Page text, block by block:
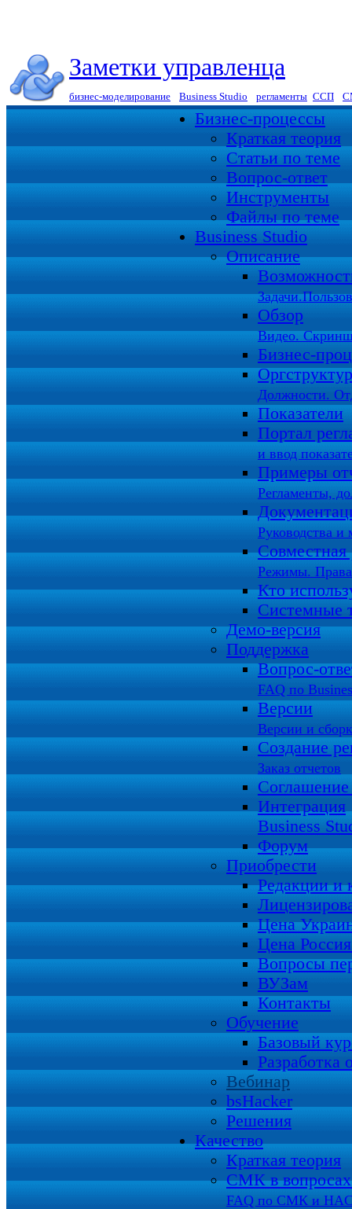
Заметки управленца
бизнес-моделирование Business Studio регламенты ССП
Бизнес-процессы
Краткая теория
Статьи по теме
Вопрос-ответ
Инструменты
Файлы по теме
Business Studio
Описание
Обзор
Видео.
Бизнес-
Должности.
Показатели
Портал
и ввод
Примеры
Регламенты,
Руководства и
Совместная
Режимы. Права
Кто
Системные
Демо-версия
Поддержка
Вопрос-
FAQ по
Версии
Версии и
Создание
Заказ отчетов
Интеграция
Business
Форум
Приобрести
Редакции и
Цена
Цена
Вопросы
ВУЗам
Контакты
Обучение
Базовый
Разработка
Вебинар
bsHacker
Решения
Качество
Краткая теория
СМК в вопросах
FAQ по СМК и